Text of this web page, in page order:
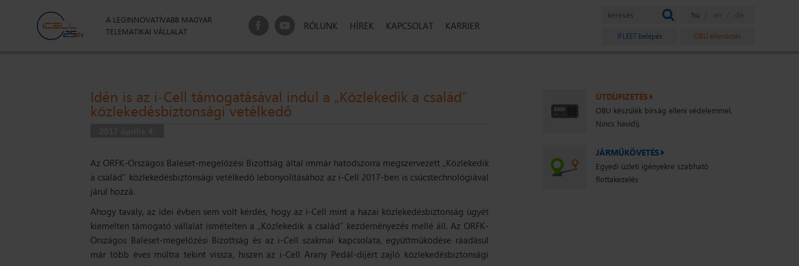
A LEGINNOVATÍVABB MAGYAR
TELEMATIKAI VÁLLALAT
RÓLUNK HÍREK KAPCSOLAT KARRIER
IFLEET belépés OBU ellenőrzés
Idén is az i-Cell támogatásával indul a „Közlekedik a család”
közlekedésbiztonsági vetélkedő
Az ORFK-Országos Baleset-megelőzési Bizottság által immár hatodszorra megszervezett „Közlekedik
a család” közlekedésbiztonsági vetélkedő lebonyolításához az i-Cell 2017-ben is csúcstechnológiával
járul hozzá.
Ahogy tavaly, az idei évben sem volt kérdés, hogy az i-Cell mint a hazai közlekedésbiztonság ügyét
kiemelten támogató vállalat ismételten a „Közlekedik a család” kezdeményezés mellé áll. Az ORFK-
Országos Baleset-megelőzési Bizottság és az i-Cell szakmai kapcsolata, együttműködése ráadásul
már több éves múltra tekint vissza, hiszen az i-Cell Arany Pedál-díjért zajló közlekedésbiztonsági
ÚTDÍJFIZETÉS
OBU készülék bírság elleni védelemmel.
Nincs havidíj.
JÁRMŰKÖVETÉS
Egyedi üzleti igényekre szabható
flottakezelés